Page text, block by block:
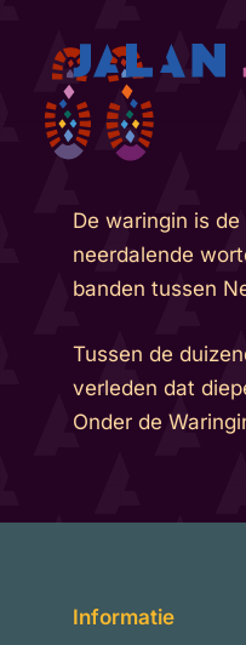
De waringin is
neerdalende
banden tussen
Tussen de
verleden dat
Onder de
Informatie